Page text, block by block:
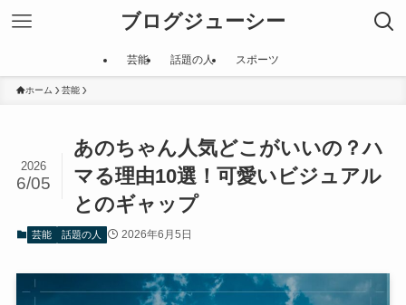
ブログジューシー
芸能 話題の人 スポーツ
ホーム 芸能
あのちゃん人気どこがいいの？ハ
マる理由10選！可愛いビジュアル
とのギャップ
2026
6/05
芸能 話題の人 2026年6月5日